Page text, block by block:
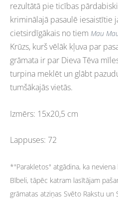
rezultātā pie ticības
kriminālajā pasaulē iesaistītie
cietsirdīgākais no tiem Mau
Krūzs, kurš vēlāk kļuva par
grāmata ir par Dieva Tēva
turpina meklēt un glābt
tumšākajās vietās.
Izmērs: 15x20,5 cm
Lappuses: 72
*"Parakletos" atgādina, ka
Bībeli, tāpēc katram lasītājam
grāmatas atziņas Svēto Rakstu un